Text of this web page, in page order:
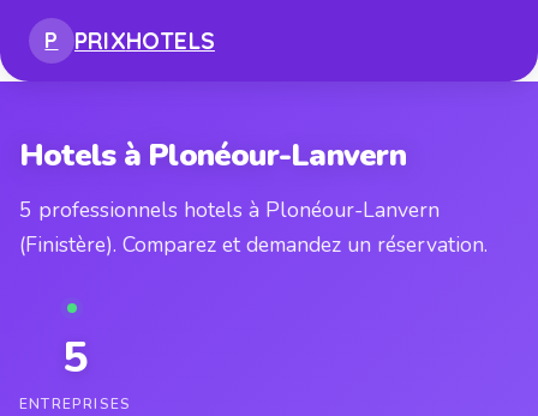
P PRIXHOTELS
Hotels à Plonéour-Lanvern
5 professionnels hotels à Plonéour-Lanvern
(Finistère). Comparez et demandez un réservation.
5
ENTREPRISES